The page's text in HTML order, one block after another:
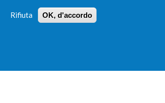
Rifiuta OK, d'accordo
RICERCA